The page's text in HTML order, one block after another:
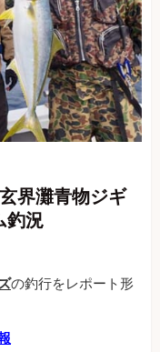
界灘青物ジギ
釣況
の釣行をレポート形